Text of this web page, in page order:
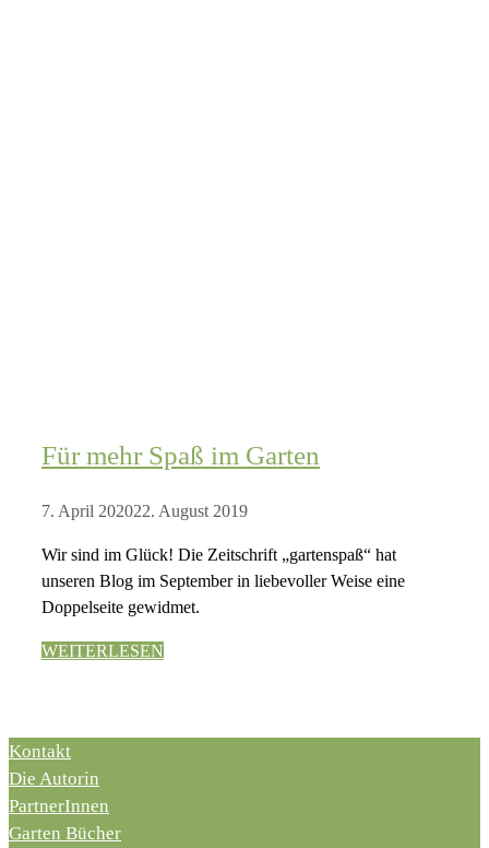
Für mehr Spaß im Garten
7. April 202022. August 2019
Wir sind im Glück! Die Zeitschrift „gartenspaß“ hat
unseren Blog im September in liebevoller Weise eine
Doppelseite gewidmet.
WEITERLESEN
Kontakt
Die Autorin
PartnerInnen
Garten Bücher